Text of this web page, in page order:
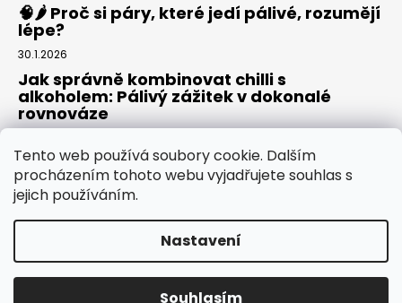
Tento web používá soubory cookie. Dalším
procházením tohoto webu vyjadřujete souhlas s
jejich používáním.
Nastavení
Souhlasím
🧠🌶️ Proč si páry, které jedí pálivé, rozumějí
lépe?
30.1.2026
Jak správně kombinovat chilli s
alkoholem: Pálivý zážitek v dokonalé
rovnováze
Rajská omáčka: Domácí základ pro pizzu,
těstoviny i omáčky
30.7.2025
Copyright 2026ChiliMarket.CZ. Všechna práva
vyhrazena.